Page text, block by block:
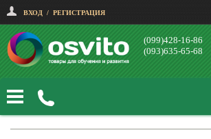
ВХОД / РЕГИСТРАЦИЯ
(099)428-16-86
(093)635-65-68